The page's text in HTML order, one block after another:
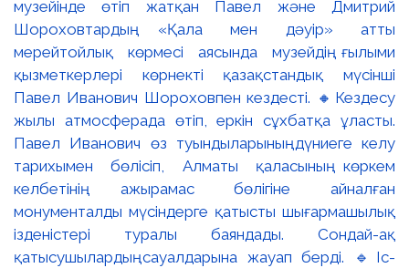
музейінде өтіп жатқан Павел және Дмитрий
Шороховтардың «Қала мен дәуір» атты
мерейтойлық көрмесі аясында музейдің ғылыми
қызметкерлері көрнекті қазақстандық мүсінші
Павел Иванович Шороховпен кездесті. 🔸Кездесу
жылы атмосферада өтіп, еркін сұхбатқа ұласты.
Павел Иванович өз туындыларының дүниеге келу
тарихымен бөлісіп, Алматы қаласының көркем
келбетінің ажырамас бөлігіне айналған
монументалды мүсіндерге қатысты шығармашылық
ізденістері туралы баяндады. Сондай-ақ
қатысушылардың сауалдарына жауап берді. 🔹Іс-